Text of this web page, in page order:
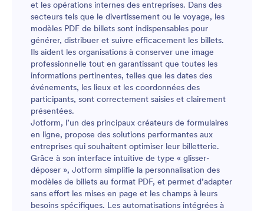
et les opérations internes des entreprises. Dans des
secteurs tels que le divertissement ou le voyage, les
modèles PDF de billets sont indispensables pour
générer, distribuer et suivre efficacement les billets.
Ils aident les organisations à conserver une image
professionnelle tout en garantissant que toutes les
informations pertinentes, telles que les dates des
événements, les lieux et les coordonnées des
participants, sont correctement saisies et clairement
présentées.
Jotform, l’un des principaux créateurs de formulaires
en ligne, propose des solutions performantes aux
entreprises qui souhaitent optimiser leur billetterie.
Grâce à son interface intuitive de type « glisser-
déposer », Jotform simplifie la personnalisation des
modèles de billets au format PDF, et permet d’adapter
sans effort les mises en page et les champs à leurs
besoins spécifiques. Les automatisations intégrées à